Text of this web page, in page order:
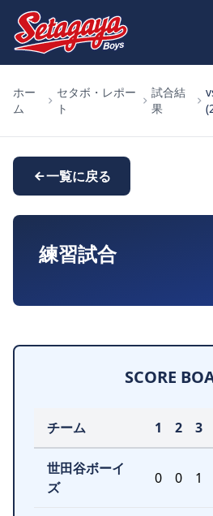
ホー
ム
セタボ・レポー
ト
試合結
果
一覧に戻る
練習試合
SCORE
チーム 1 2 3
世田谷ボーイ
ズ
0 0 1